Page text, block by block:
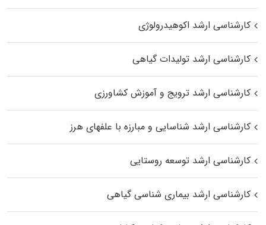
کارشناسی ارشد اکوهیدرولوژی
کارشناسی ارشد تولیدات گیاهی
کارشناسی ارشد ترویج و آموزش کشاورزی
کارشناسی ارشد شناسایی و مبارزه با علفهای هرز
کارشناسی ارشد توسعه روستایی
کارشناسی ارشد بیماری‌ شناسی گیاهی